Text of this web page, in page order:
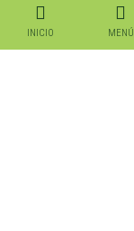
contenido
INICIO MENÚ